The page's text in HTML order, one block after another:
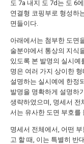
도 7a 내지 도 7d는 도 6
연결형 코핑부로 형성하
면들이다.
아래에서는 첨부한 도면
술분야에서 통상의 지식
있도록 본 발명의 실시예
명은 여러 가지 상이한
설명하는 실시예에 한정
발명을 명확하게 설명하
생략하였으며, 명세서 전
서는 유사한 도면 부호를
명세서 전체에서, 어떤
고 할 때, 이는 특별히 반